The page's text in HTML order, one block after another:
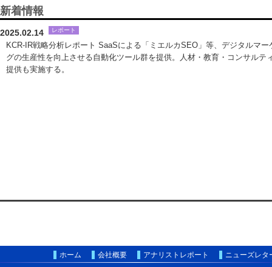
新着情報
2025.02.14 レポート
KCR-IR戦略分析レポート SaaSによる「ミエルカSEO」等、デジタルマー
グの生産性を向上させる自動化ツール群を提供。人材・教育・コンサルテ
提供も実施する。
ホーム 会社概要 アナリストレポート ニューズレタ